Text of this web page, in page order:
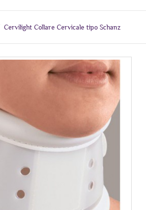
Cervilight Collare Cervicale tipo Schanz